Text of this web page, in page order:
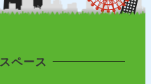
ペース